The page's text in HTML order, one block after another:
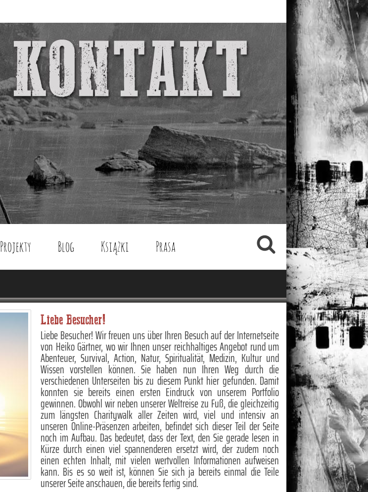
Projekty Blog Książki Prasa
Liebe Besucher!
Liebe Besucher! Wir freuen uns über Ihren Besuch auf der Internetseite
von Heiko Gärtner, wo wir Ihnen unser reichhaltiges Angebot rund um
Abenteuer, Survival, Action, Natur, Spiritualität, Medizin, Kultur und
Wissen vorstellen können. Sie haben nun Ihren Weg durch die
verschiedenen Unterseiten bis zu diesem Punkt hier gefunden. Damit
konnten sie bereits einen ersten Eindruck von unserem Portfolio
gewinnen. Obwohl wir neben unserer Weltreise zu Fuß, die gleichzeitig
zum längsten Charitywalk aller Zeiten wird, viel und intensiv an
unseren Online-Präsenzen arbeiten, befindet sich dieser Teil der Seite
noch im Aufbau. Das bedeutet, dass der Text, den Sie gerade lesen in
Kürze durch einen viel spannenderen ersetzt wird, der zudem noch
einen echten Inhalt, mit vielen wertvollen Informationen aufweisen
kann. Bis es so weit ist, können Sie sich ja bereits einmal die Teile
unserer Seite anschauen, die bereits fertig sind.